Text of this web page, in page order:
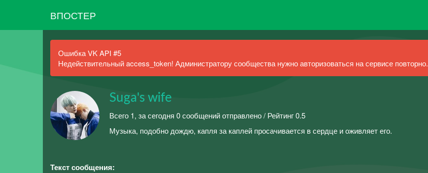
ВПОСТЕР
Ошибка VK API #5
Недействительный access_token! Администратору сообщества нужно авторизоваться на сервисе повторно.
Suga's wife
Всего 1, за сегодня 0 сообщений отправлено / Рейтинг 0.5
Музыка, подобно дождю, капля за каплей просачивается в сердце и оживляет его.
Текст сообщения: